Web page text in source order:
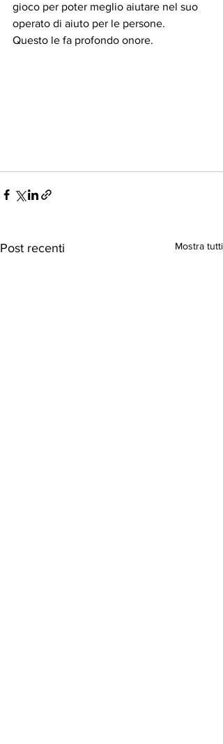
gioco per poter meglio aiutare nel suo
operato di aiuto per le persone.
Questo le fa profondo onore.
Post recenti Mostra tutti